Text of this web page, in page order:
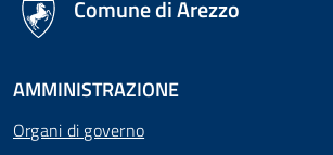
Comune di Arezzo
AMMINISTRAZIONE
Organi di governo